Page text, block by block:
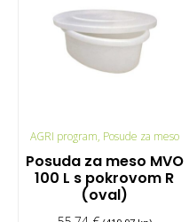
AGRI program, Posude za meso
Posuda za meso MVO
100 L s pokrovom R
(oval)